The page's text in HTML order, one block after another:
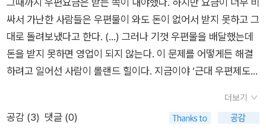
시기라서 그런지, 좋은 건 거의 2만원 정도 되는데, 양이 적었어
요. 요즘에 한주간 커피를 한 번도 안 마셨습니다. 그래도 잘 지
나가는구나, 하면서 오늘은 커피전문점 앞을 지나면서 조금 망설
였습니다. 눈을 조금 깜박거리면서 서 있었는데, 잠깐 사이에 따
뜻하게 입은 옷 안으로도 차가운 기운이 들어와서 재채기를 두 번
조금 사오고 싶었지만, 밖에서 한 번 보고 사람이 많아서 그냥 돌
연필과 지우개와 빨간 펜을 사용해 열심히 교정하고 있을 작가의
모습을 상상해보는 것이다. 소설 속 대필가였던 포포가 쓴 글씨가
좋아 몇 번이고 손으로 따라 써보았었는데 작가 역시 글씨 쓰기
수업을 받았으며 연습한 일화를 말했다. 내가 지양하는 것은 틈.
시간에도, 공간에도, 인간관계에도 틈을 만들면 마음에 여유가 생
는 노력이 필요하다. 필요 없는 물건은 손에 넣지 않는다. 집에 들
이지 않는다. 인생에 덧붙이지 않는다. 이런 의식이 필요할지도
로 발전시켰을 수가 있었을텐데 그러지 않는다. 아이를 낳아 버리
고 떠났던 엄마라는 작자가 나타나서 돈을 내놓으라고 하는 막장
성 소재는 그렇게 포포의 마음만 어지럽힌 채 소식이 없다. 알콜
중독자 남편에게 이혼을 요구하는 편지를 썼는데, 그 편지를 받은
남자가 찾아와서 이혼을 원하는 와이프에게 답장을 해달라는 의
뢰를 받는다. 편지쓸 때, 편지쓰는 것을 구상할 때 포포는 의뢰자
가 준 작은 정보에 의지해서 그 사람에게 감정이입을 해야 한다.
싸서 가난한 사람들은 우편물이 와도 돈이 없어서 받지 못하고 그
대로 돌려보냈다고 한다. (...) 그러나 기껏 우편물을 배달했는데
돈을 받지 못하면 영업이 되지 않는다. 이 문제를 어떻게든 해결
하려고 일어선 사람이 롤랜드 힐이다. 지금이야 ‘근대 우편제도의
이 사람이 바로 우편 선납제도를 생각한 인물이다. 이렇게 해서 1
840년, 영국에 우표를 사용한 우편제도가 확립되었다. - 본문에
더보기
공감 (3) 댓글 (0)